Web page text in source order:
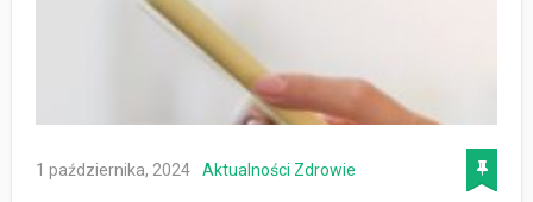
1 października, 2024 Aktualności Zdrowie